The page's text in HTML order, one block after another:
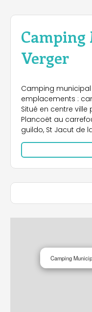
Verger
Camping municipal
emplacements :
Situé en centre
Plancoët au
guildo, St Jacut de
grands lieux
Fréhel, Mont St
Camping